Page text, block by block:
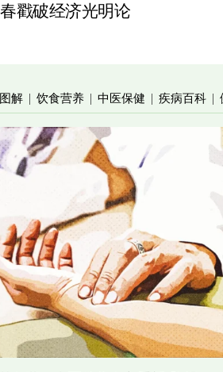
戳破经济光明论
解 | 饮食营养 | 中医保健 | 疾病百科 |